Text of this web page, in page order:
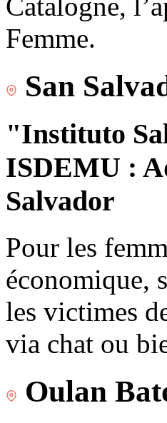
Femme.
San
"Instituto
ISDEMU :
Salvador
Pour les
économique,
les victimes
via chat ou
Oulan